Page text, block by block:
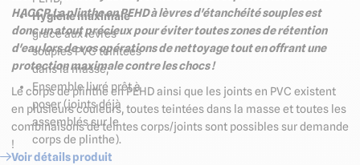
Hygiène maximale
grâce aux lèvres
souples PVC teintées
dans la masse,
Ensemble livré prêt à
poser (joints déjà
assemblés sur le
corps de plinthe).
Voir détails produit
HACCP. La plinthe en PEHD à lèvres d'étanchéité souples est
donc un atout précieux pour éviter toutes zones de rétention
d'eau lors devos opérations de nettoyage tout en offrant une
protection maximale contre les chocs !
Le corps de plinthe en PEHD ainsi que les joints en PVC existent
en plusieurs couleurs, toutes teintées dans la masse et toutes les
combinaisons de teintes corps/joints sont possibles sur demande
!